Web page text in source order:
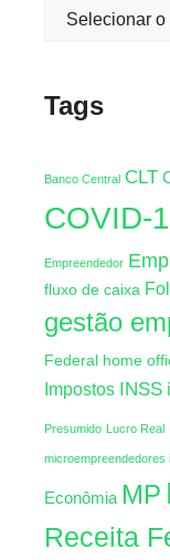
Tags
Banco Central CLT
COVID-
Empreendedor
fluxo de caixa
gestão
Federal home
Impostos INSS
Presumido Lucro Real
microempreendedores
Econômia MP
Receita